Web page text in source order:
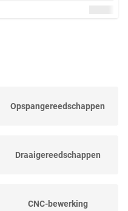
Opspangereedschappen
Draaigereedschappen
CNC-bewerking